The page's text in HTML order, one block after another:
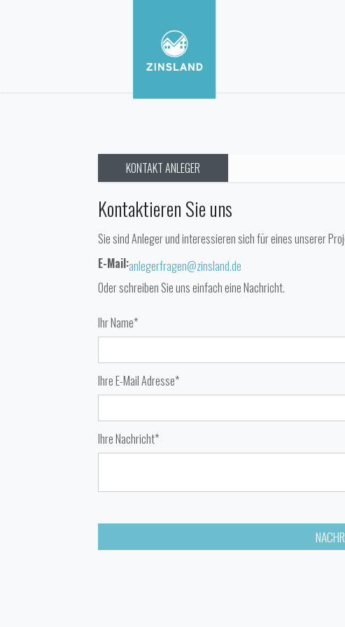
KONTAKT ANLEGER
Kontaktieren Sie uns
Sie sind Anleger und interessieren sich für eines unserer
E-Mail:anlegerfragen@zinsland.de
Oder schreiben Sie uns einfach eine Nachricht.
Ihr Name*
Ihre E-Mail Adresse*
Ihre Nachricht*